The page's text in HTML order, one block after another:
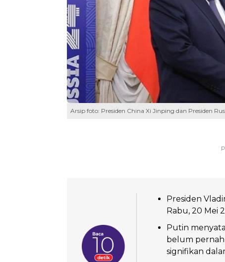
Arsip foto: Presiden China Xi Jinping dan Presiden
Presiden
Rabu, 20 Mei
Putin
belum
signifikan